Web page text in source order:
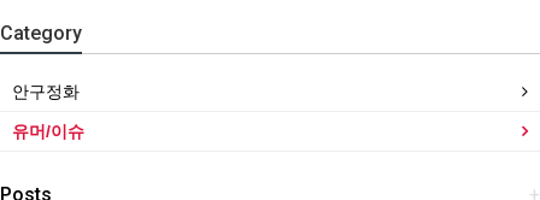
Category
안구정화
유머/이슈
+
Posts